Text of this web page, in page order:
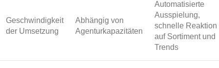
Geschwindigkeit
der Umsetzung
Abhängig von
Agenturkapazitäten
Automatisierte
Ausspielung,
schnelle Reaktion
auf Sortiment und
Trends